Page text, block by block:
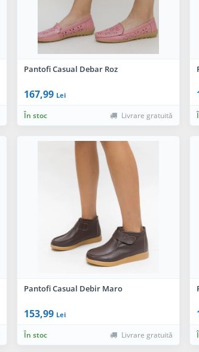
Pantofi Casual Debar Roz
167,99 Lei
În stoc Livrare gratuită
Pantofi Casual Debir Maro
153,99 Lei
În stoc Livrare gratuită